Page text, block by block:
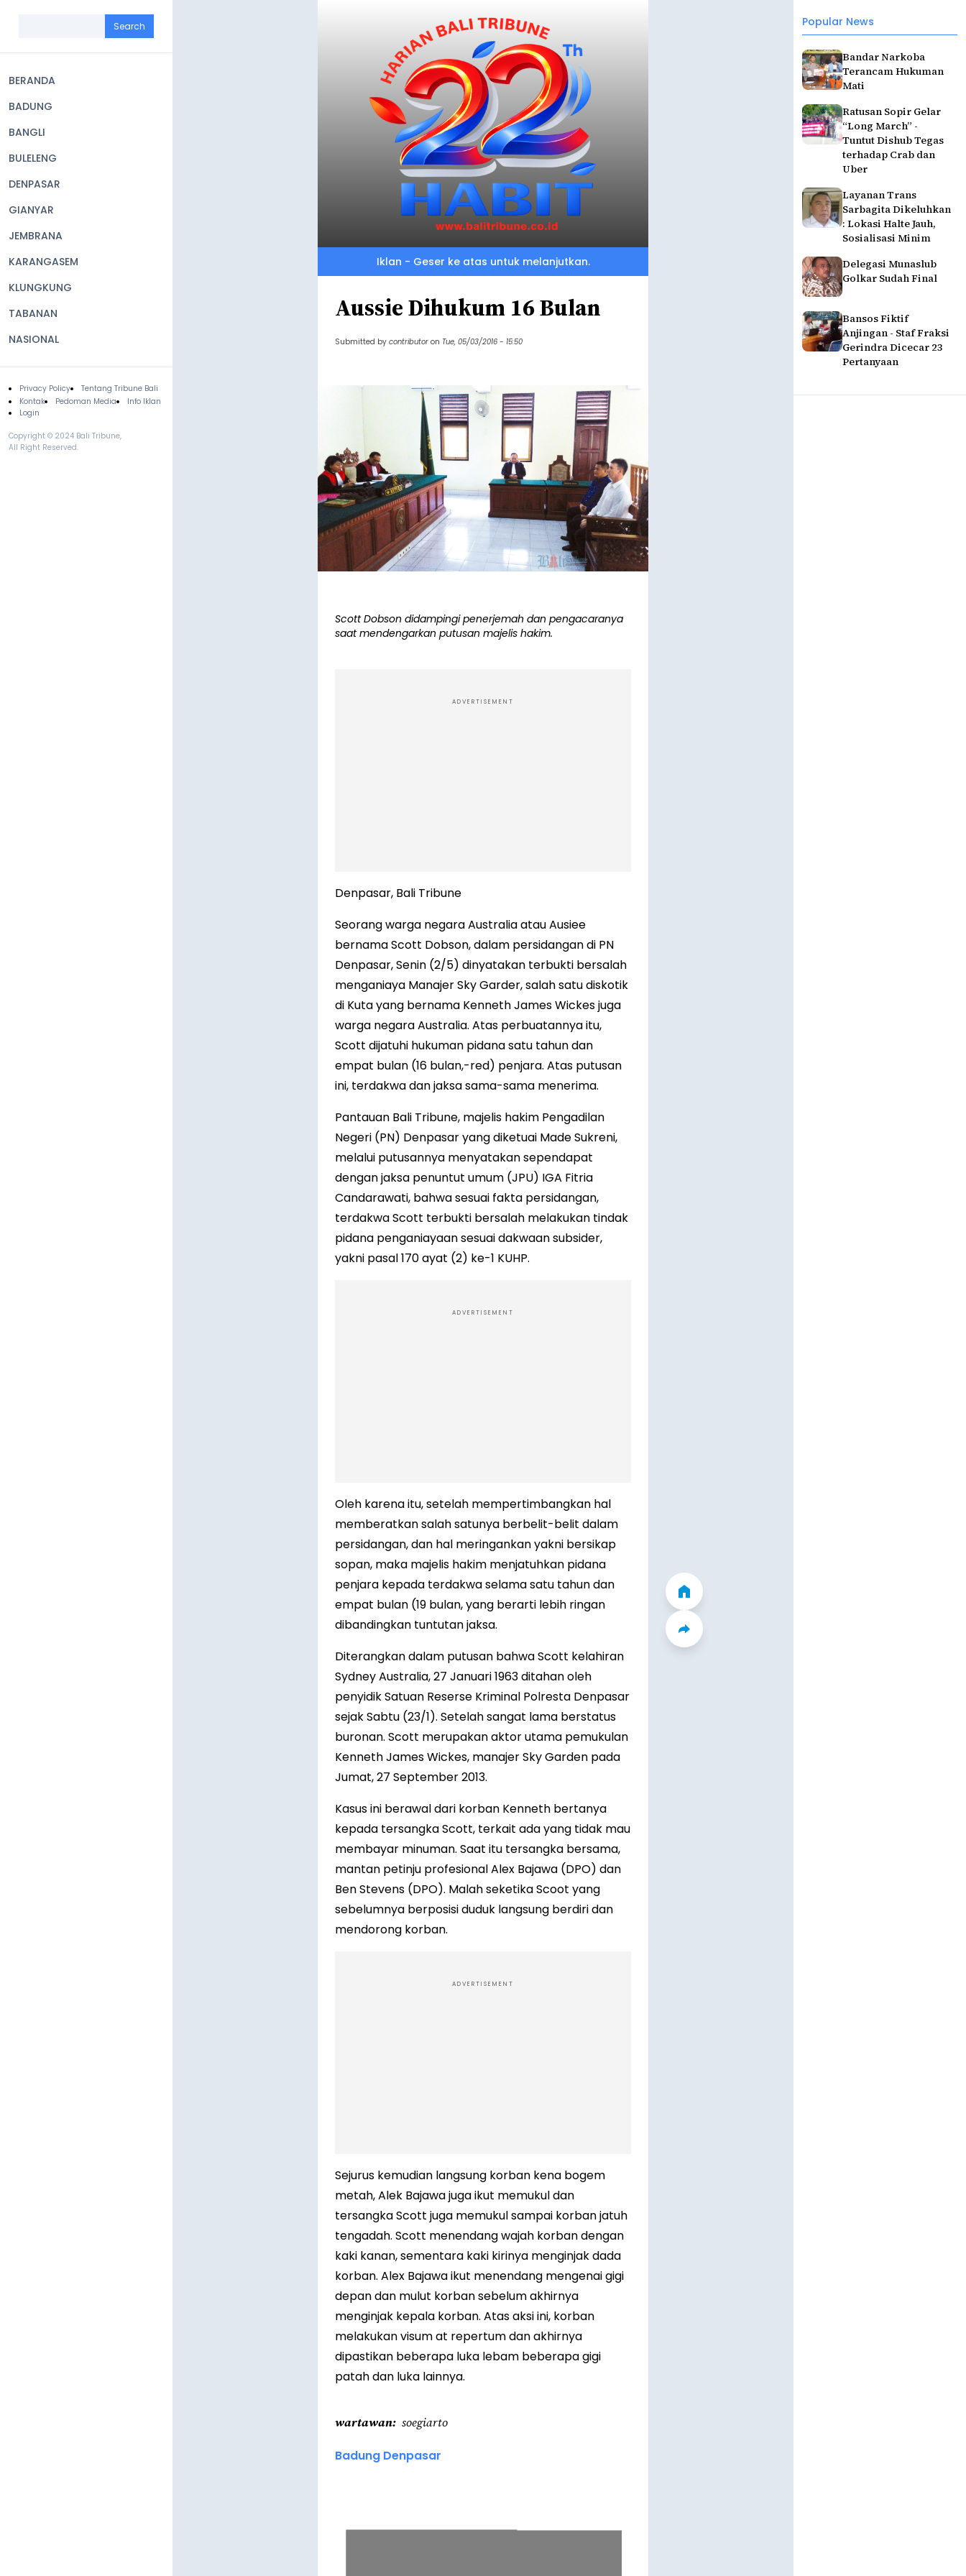
navigation
BERANDA
BADUNG
BANGLI
BULELENG
DENPASAR
GIANYAR
JEMBRANA
KARANGASEM
KLUNGKUNG
TABANAN
NASIONAL
Footer
Privacy Policy
Tentang Tribune Bali
Kontak
Pedoman Media
Info Iklan
Login
Copyright © 2024 Bali Tribune,
All Right Reserved.
Popular News
Bandar Narkoba
Terancam Hukuman
Mati
Ratusan Sopir Gelar
“Long March” -
Tuntut Dishub Tegas
terhadap Crab dan
Uber
Layanan Trans
Sarbagita Dikeluhkan
: Lokasi Halte Jauh,
Sosialisasi Minim
Delegasi Munaslub
Golkar Sudah Final
Bansos Fiktif
Anjingan - Staf Fraksi
Gerindra Dicecar 23
Pertanyaan
Iklan - Geser ke atas untuk melanjutkan.
Aussie Dihukum 16 Bulan
Submitted by contributor on Tue, 05/03/2016 - 15:50
Scott Dobson didampingi penerjemah dan pengacaranya
saat mendengarkan putusan majelis hakim.
ADVERTISEMENT
Denpasar, Bali Tribune
Seorang warga negara Australia atau Ausiee
bernama Scott Dobson, dalam persidangan di PN
Denpasar, Senin (2/5) dinyatakan terbukti bersalah
menganiaya Manajer Sky Garder, salah satu diskotik
di Kuta yang bernama Kenneth James Wickes juga
warga negara Australia. Atas perbuatannya itu,
Scott dijatuhi hukuman pidana satu tahun dan
empat bulan (16 bulan,-red) penjara. Atas putusan
ini, terdakwa dan jaksa sama-sama menerima.
Pantauan Bali Tribune, majelis hakim Pengadilan
Negeri (PN) Denpasar yang diketuai Made Sukreni,
melalui putusannya menyatakan sependapat
dengan jaksa penuntut umum (JPU) IGA Fitria
Candarawati, bahwa sesuai fakta persidangan,
terdakwa Scott terbukti bersalah melakukan tindak
pidana penganiayaan sesuai dakwaan subsider,
yakni pasal 170 ayat (2) ke-1 KUHP.
ADVERTISEMENT
Oleh karena itu, setelah mempertimbangkan hal
memberatkan salah satunya berbelit-belit dalam
persidangan, dan hal meringankan yakni bersikap
sopan, maka majelis hakim menjatuhkan pidana
penjara kepada terdakwa selama satu tahun dan
empat bulan (19 bulan, yang berarti lebih ringan
dibandingkan tuntutan jaksa.
Diterangkan dalam putusan bahwa Scott kelahiran
Sydney Australia, 27 Januari 1963 ditahan oleh
penyidik Satuan Reserse Kriminal Polresta Denpasar
sejak Sabtu (23/1). Setelah sangat lama berstatus
buronan. Scott merupakan aktor utama pemukulan
Kenneth James Wickes, manajer Sky Garden pada
Jumat, 27 September 2013.
Kasus ini berawal dari korban Kenneth bertanya
kepada tersangka Scott, terkait ada yang tidak mau
membayar minuman. Saat itu tersangka bersama,
mantan petinju profesional Alex Bajawa (DPO) dan
Ben Stevens (DPO). Malah seketika Scoot yang
sebelumnya berposisi duduk langsung berdiri dan
mendorong korban.
ADVERTISEMENT
Sejurus kemudian langsung korban kena bogem
metah, Alek Bajawa juga ikut memukul dan
tersangka Scott juga memukul sampai korban jatuh
tengadah. Scott menendang wajah korban dengan
kaki kanan, sementara kaki kirinya menginjak dada
korban. Alex Bajawa ikut menendang mengenai gigi
depan dan mulut korban sebelum akhirnya
menginjak kepala korban. Atas aksi ini, korban
melakukan visum at repertum dan akhirnya
dipastikan beberapa luka lebam beberapa gigi
patah dan luka lainnya.
wartawan soegiarto
Badung Denpasar